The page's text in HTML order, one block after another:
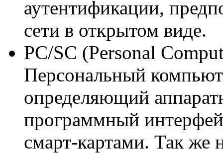
аутентификации,
сети в открытом виде.
PC/SC (Personal
Персональный
определяющий
программный
смарт-картами. Так же